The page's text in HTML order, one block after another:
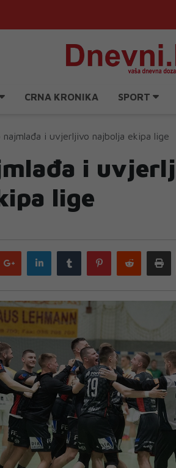
CRNA KRONIKA SPORT
najmlađa i uvjerljivo najbolja ekipa lige
i
lige
Google
plus
LinkedIn Tumblr PinterestReddit